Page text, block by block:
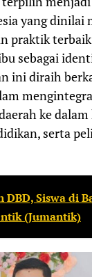
yang dinilai
praktik
sebagai
ini diraih
ke
serta
DBD, Siswa di
(Jumantik)